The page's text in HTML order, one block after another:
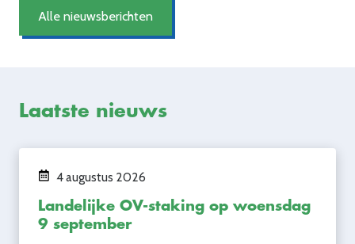
Alle nieuwsberichten
Laatste nieuws
4 augustus 2026
Landelijke OV-staking op woensdag
9 september